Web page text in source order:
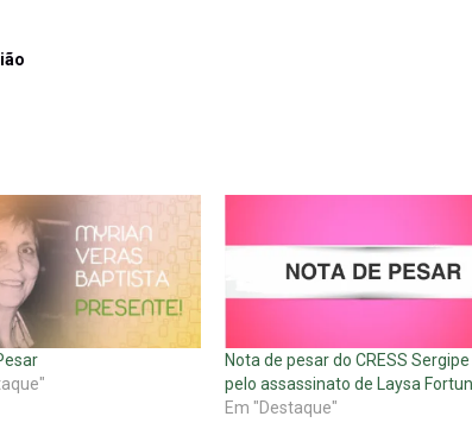
Nota de pesar do CRESS Sergipe
pelo assassinato de Laysa
Em "Destaque"